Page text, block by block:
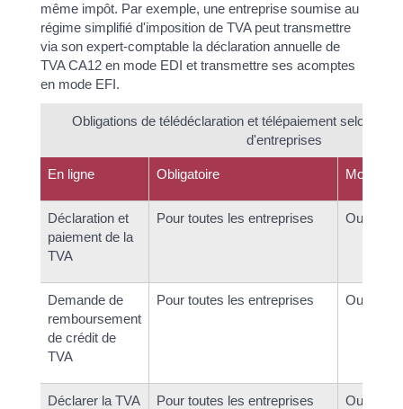
même impôt. Par exemple, une entreprise soumise au
régime simplifié d'imposition de TVA peut transmettre
via son expert-comptable la déclaration annuelle de
TVA CA12 en mode EDI et transmettre ses acomptes
en mode EFI.
Obligations de télédéclaration et télépaiement selon les
d'entreprises
En ligne Obligatoire Mode EFI
Déclaration et
paiement de la
TVA
Pour toutes les entreprises Oui
Demande de
remboursement
de crédit de
TVA
Pour toutes les entreprises Oui
Déclarer la TVA
Pour toutes les entreprises Oui